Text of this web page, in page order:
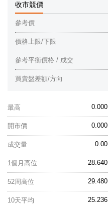
收市競價
參考價
價格上限/下限
參考平衡價格 / 成交
買賣盤差額/方向
0.000
最高
0.000
開市價
0.00
成交量
28.640
1個月高位
29.480
52周高位
25.236
10天平均